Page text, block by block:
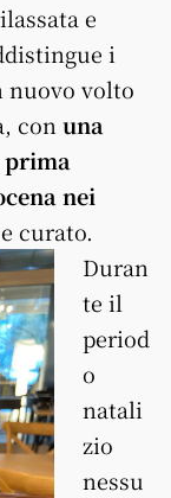
e
i
nuovo volto
con una
prima
nei
curato.
Duran
te il
period
o
natali
zio
nessu